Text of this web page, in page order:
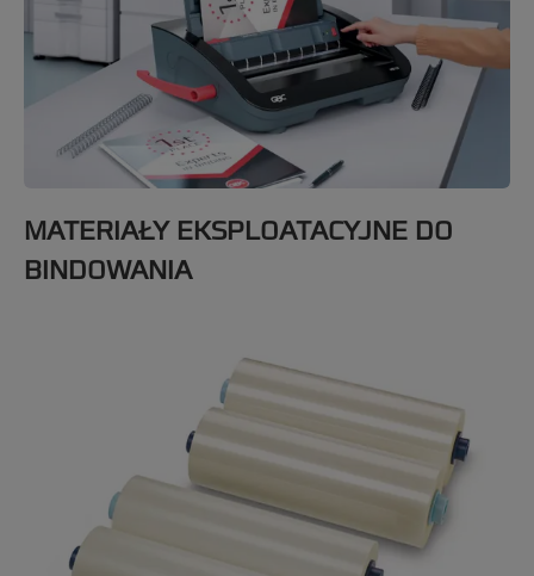
MATERIAŁY EKSPLOATACYJNE DO
BINDOWANIA